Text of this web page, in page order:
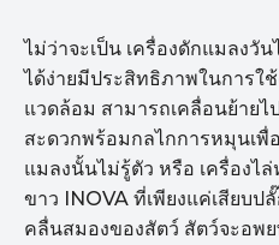
ไม่ว่าจะเป็น เครื่องดักแมลงวั
ได้ง่ายมีประสิทธิภาพในการใ
แวดล้อม สามารถเคลื่อนย้ายไ
สะดวกพร้อมกลไกการหมุนเพื่
แมลงนั้นไม่รู้ตัว หรือ เครื่องไ
ขาว INOVA ที่เพียงแค่เสียบป
คลื่นสมองของสัตว์ สัตว์จะอพ